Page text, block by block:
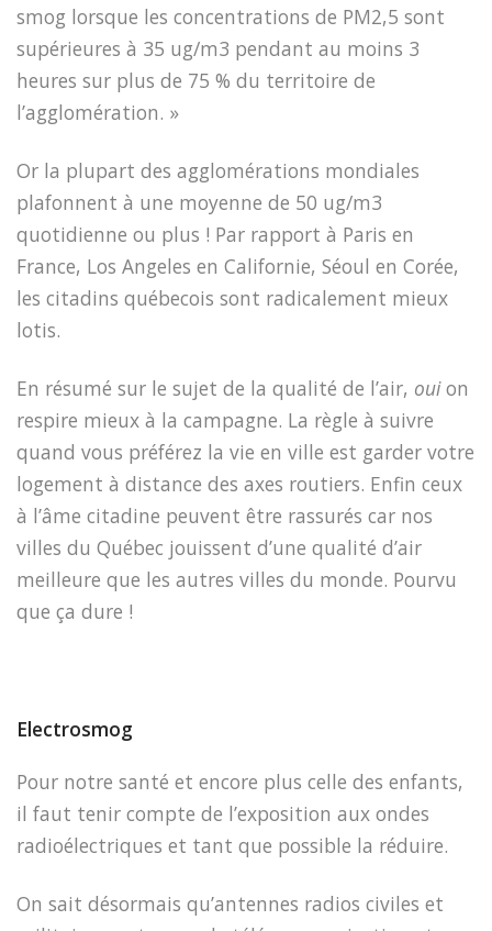
smog lorsque les concentrations de PM2,5 sont
supérieures à 35 ug/m3 pendant au moins 3
heures sur plus de 75 % du territoire de
l’agglomération. »
Or la plupart des agglomérations mondiales
plafonnent à une moyenne de 50 ug/m3
quotidienne ou plus ! Par rapport à Paris en
France, Los Angeles en Californie, Séoul en Corée,
les citadins québecois sont radicalement mieux
lotis.
En résumé sur le sujet de la qualité de l’air, ouion
respire mieux à la campagne. La règle à suivre
quand vous préférez la vie en ville est garder votre
logement à distance des axes routiers. Enfin ceux
à l’âme citadine peuvent être rassurés car nos
villes du Québec jouissent d’une qualité d’air
meilleure que les autres villes du monde. Pourvu
que ça dure !
Electrosmog
Pour notre santé et encore plus celle des enfants,
il faut tenir compte de l’exposition aux ondes
radioélectriques et tant que possible la réduire.
On sait désormais qu’antennes radios civiles et